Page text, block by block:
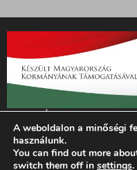
„Az Új Ember
támogatását az
szerződés keretében 3
Emberi
A weboldalon a minőségi
használunk.
You can find out more
switch them off in settings.